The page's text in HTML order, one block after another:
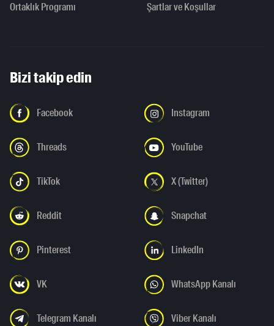
Ortaklık Programı Şartlar ve Koşullar
Bizi takip edin
Facebook Instagram
Threads YouTube
TikTok X (Twitter)
Reddit Snapchat
Pinterest LinkedIn
VK WhatsApp Kanalı
Telegram Kanalı Viber Kanalı